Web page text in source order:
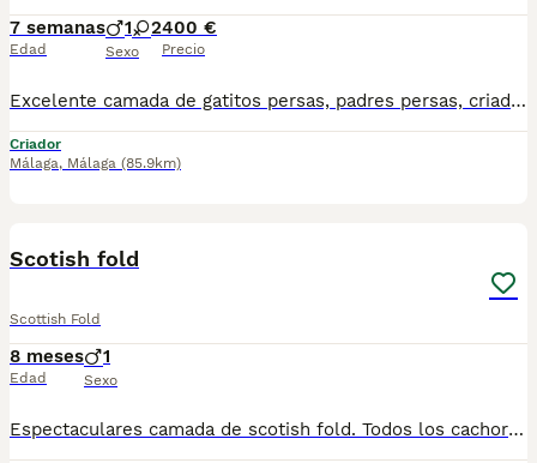
7 semanas
Edad
1 2
Sexo
400 €
Precio
Excelente camada de gatitos persas, padres persas, criados en ambiente familiar. Se recogen en Madrid, no se envían. Para más información y fotos o vídeos teléfono 644 35 36 12
Criador
Málaga, Málaga (85.9km)
Scotish fold
Scottish Fold
8 meses
Edad
1
Sexo
Espectaculares camada de scotish fold. Todos los cachorritos se entregan con unos dos meses y medio de edad y sus vacunas correspondientes, desparasitados interna y externamente, con certificado de salud, y garantía tanto por enfermedad vírica como congénito genética. Posibilidad de entregar en toda España mediante transporte propio preparado para animales y con chofer privado. Los precios pueden variar según las características y morfología de cada cachorro. Añádenos al whats app o llámanos, y encantados atenderemos todas tus dudas y consultas. Teléfono / Whats app: 641 92 23 90